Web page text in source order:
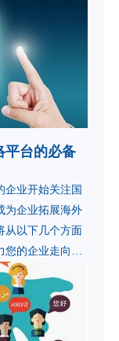
平台的必备
企业开始关注国
为企业拓展海外
从以下几个方面
您的企业走向国